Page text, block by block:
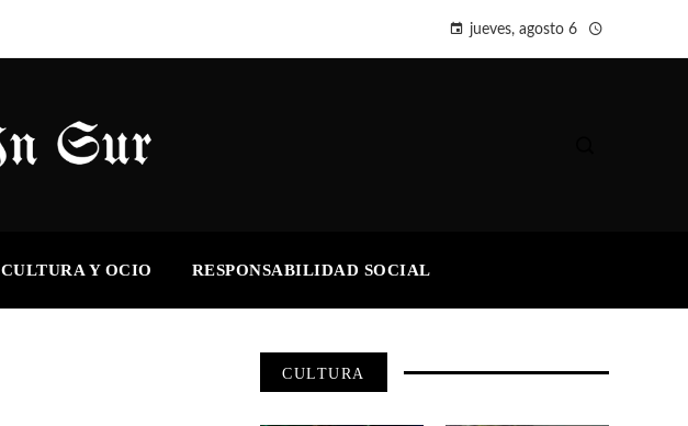
jueves, agosto 6
CULTURA Y OCIO RESPONSABILIDAD SOCIAL
CULTURA